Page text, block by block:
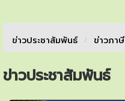
ข่าวประชาสัมพันธ์ / ข่าวภาษี
ข่าวประชาสัมพันธ์